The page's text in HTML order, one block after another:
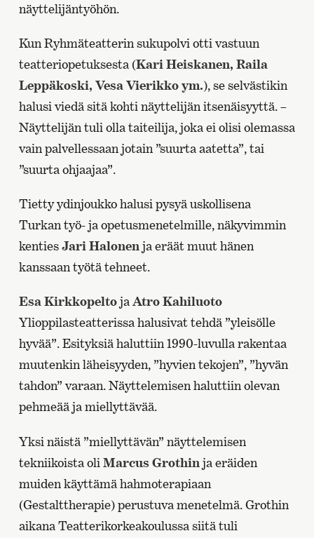
näyttelijäntyöhön.
Kun Ryhmäteatterin sukupolvi otti vastuun
teatteriopetuksesta (Kari Heiskanen, Raila
Leppäkoski, Vesa Vierikko ym.), se selvästikin
halusi viedä sitä kohti näyttelijän itsenäisyyttä. –
Näyttelijän tuli olla taiteilija, joka ei olisi olemassa
vain palvellessaan jotain ”suurta aatetta”, tai
”suurta ohjaajaa”.
Tietty ydinjoukko halusi pysyä uskollisena
Turkan työ- ja opetusmenetelmille, näkyvimmin
kentiesJari Halonenja eräät muut hänen
kanssaan työtä tehneet.
Esa KirkkopeltojaAtro Kahiluoto
Ylioppilasteatterissa halusivat tehdä ”yleisölle
hyvää”. Esityksiä haluttiin 1990-luvulla rakentaa
muutenkin läheisyyden, ”hyvien tekojen”, ”hyvän
tahdon” varaan. Näyttelemisen haluttiin olevan
pehmeää ja miellyttävää.
Yksi näistä ”miellyttävän” näyttelemisen
tekniikoista oli Marcus Grothin ja eräiden
muiden käyttämä hahmoterapiaan
(Gestalttherapie) perustuva menetelmä. Grothin
aikana Teatterikorkeakoulussa siitä tuli